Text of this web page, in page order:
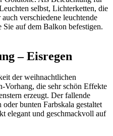
selbst, Lichterketten, die
verschiedene leuchtende
auf dem Balkon befestigen.
– Eisregen
der weihnachtlichen
Vorhang, die sehr schön Effekte
erzeugt. Der fallende
bunten Farbskala gestaltet
elegant und geschmackvoll auf